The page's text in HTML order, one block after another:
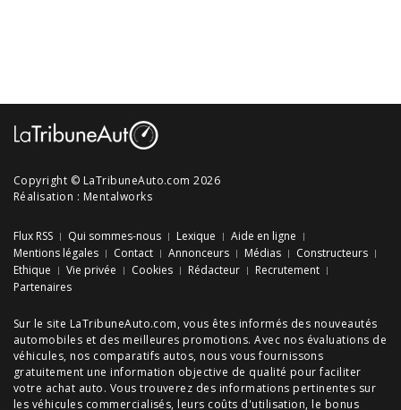
Copyright © LaTribuneAuto.com 2026
Réalisation : Mentalworks
Flux RSS Qui sommes-nous Lexique
Aide en ligne
Mentions légales
Contact Annonceurs Médias
Constructeurs
Ethique
Vie privée Cookies Rédacteur
Recrutement
Partenaires
Sur le site LaTribuneAuto.com, vous êtes informés des nouveautés
automobiles et des meilleures promotions. Avec nos évaluations de
véhicules, nos comparatifs autos, nous vous fournissons
gratuitement une information objective de qualité pour faciliter
votre achat auto. Vous trouverez des informations pertinentes sur
les véhicules commercialisés, leurs coûts d'utilisation, le bonus